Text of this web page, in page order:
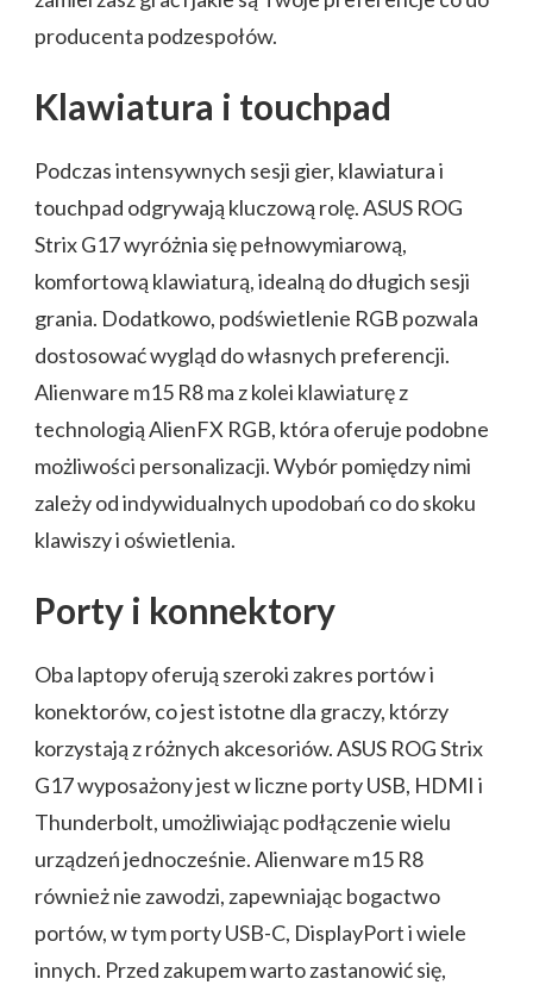
producenta podzespołów.
Klawiatura i touchpad
Podczas intensywnych sesji gier, klawiatura i
touchpad odgrywają kluczową rolę. ASUS ROG
Strix G17 wyróżnia się pełnowymiarową,
komfortową klawiaturą, idealną do długich sesji
grania. Dodatkowo, podświetlenie RGB pozwala
dostosować wygląd do własnych preferencji.
Alienware m15 R8 ma z kolei klawiaturę z
technologią AlienFX RGB, która oferuje podobne
możliwości personalizacji. Wybór pomiędzy nimi
zależy od indywidualnych upodobań co do skoku
klawiszy i oświetlenia.
Porty i konnektory
Oba laptopy oferują szeroki zakres portów i
konektorów, co jest istotne dla graczy, którzy
korzystają z różnych akcesoriów. ASUS ROG Strix
G17 wyposażony jest w liczne porty USB, HDMI i
Thunderbolt, umożliwiając podłączenie wielu
urządzeń jednocześnie. Alienware m15 R8
również nie zawodzi, zapewniając bogactwo
portów, w tym porty USB-C, DisplayPort i wiele
innych. Przed zakupem warto zastanowić się,